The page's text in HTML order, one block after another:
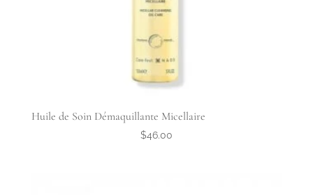
Huile de Soin Démaquillante Micellaire
$46.00